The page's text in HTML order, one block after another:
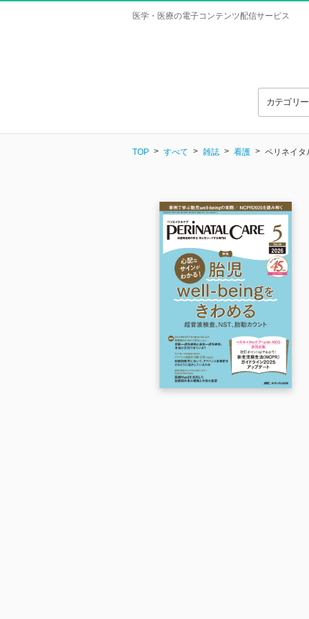
医学・医療の電子コンテンツ配信サービス
カテゴリ
TOP すべて 雑誌 看護 ペリネイタ